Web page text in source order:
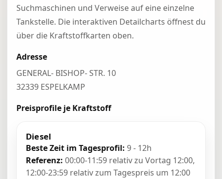
Suchmaschinen und Verweise auf eine einzelne
Tankstelle. Die interaktiven Detailcharts öffnest du
über die Kraftstoffkarten oben.
Adresse
GENERAL- BISHOP- STR. 10
32339 ESPELKAMP
Preisprofile je Kraftstoff
Diesel
Beste Zeit im Tagesprofil: 9 - 12h
Referenz: 00:00-11:59 relativ zu Vortag 12:00,
12:00-23:59 relativ zum Tagespreis um 12:00